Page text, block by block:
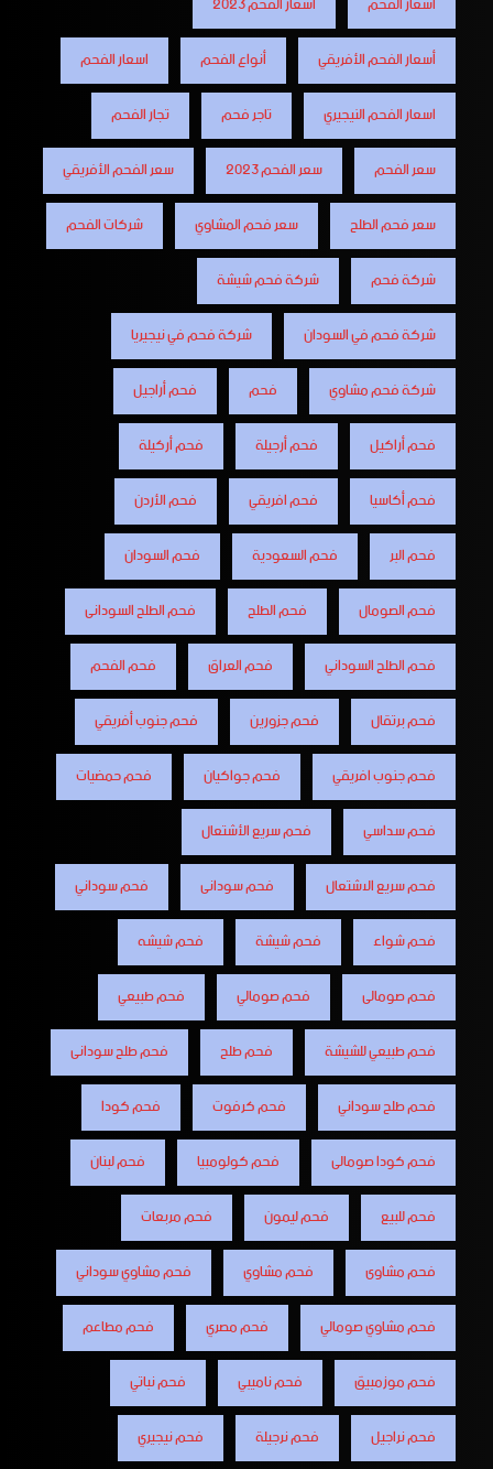
أسعار الفحم الأفريقي
أنواع الفحم
اسعار الفحم
اسعار الفحم النيجيري
تاجر فحم
تجار الفحم
سعر الفحم
سعر الفحم 2023
سعر الفحم الأفريقي
سعر فحم الطلح
سعر فحم المشاوي
شركات الفحم
شركة فحم
شركة فحم شيشة
شركة فحم في السودان
شركة فحم في نيجيريا
شركة فحم مشاوي
فحم
فحم أراجيل
فحم أراكيل
فحم أرجيلة
فحم أركيلة
فحم أكاسيا
فحم افريقي
فحم الأردن
فحم البر
فحم السعودية
فحم السودان
فحم الصومال
فحم الطلح
فحم الطلح السودانى
فحم الطلح السوداني
فحم العراق
فحم الفحم
فحم برتقال
فحم جزورين
فحم جنوب أفريقي
فحم جنوب افريقي
فحم جواكيان
فحم حمضيات
فحم سداسي
فحم سريع الأشتعال
فحم سريع الاشتعال
فحم سودانى
فحم سوداني
فحم شواء
فحم شيشة
فحم شيشه
فحم صومالى
فحم صومالي
فحم طبيعي
فحم طبيعي للشيشة
فحم طلح
فحم طلح سودانى
فحم طلح سوداني
فحم كرفوت
فحم كودا
فحم كودا صومالى
فحم كولومبيا
فحم لبنان
فحم للبيع
فحم ليمون
فحم مربعات
فحم مشاوى
فحم مشاوي
فحم مشاوي سوداني
فحم مشاوي صومالي
فحم مصري
فحم مطاعم
فحم موزمبيق
فحم ناميبي
فحم نباتي
فحم نراجيل
فحم نرجيلة فحم نيجيري